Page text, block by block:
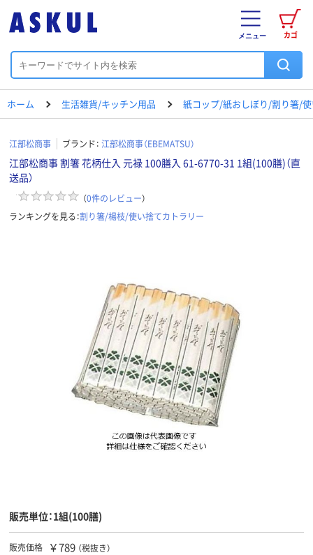
カゴ
メニュー
ホーム 生活雑貨/キッチン用品 紙コップ/紙おしぼり/割り箸/
江部松商事 ブランド： 江部松商事（EBEMATSU）
江部松商事 割箸 花柄仕入 元禄 100膳入 61-6770-31 1組(100膳)（直
送品）
（0件のレビュー）
ランキングを見る：割り箸/楊枝/使い捨てカトラリー
販売単位：1組(100膳)
販売価格 ￥789 （税抜き）